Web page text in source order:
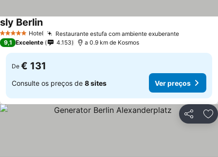
5 Estrelas Hotel Restaurante estufa com ambiente exuberanteVer preços
sly BerlinVer preços
9,1 Excelente 4.153 a 0.9 km de Kosmos
De € 131
Consulte os preços de 8 sites Ver preços
Partilhar